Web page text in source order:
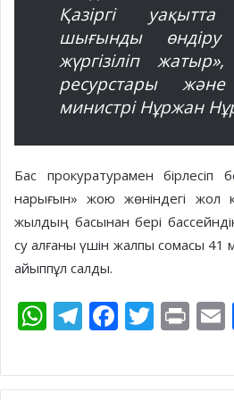
Қазіргі уақытта
шығынды өндіру
жүргізіліп жатыр»,
ресурстары
министрі Нұржан
Бас прокуратурамен бірлесіп
нарығын» жою жөніндегі жол
жылдың басынан бері
су алғаны үшін жалпы сомасы 41
айыппұл салды.
W
at
T
e
F
e
T
itt
Pr
t